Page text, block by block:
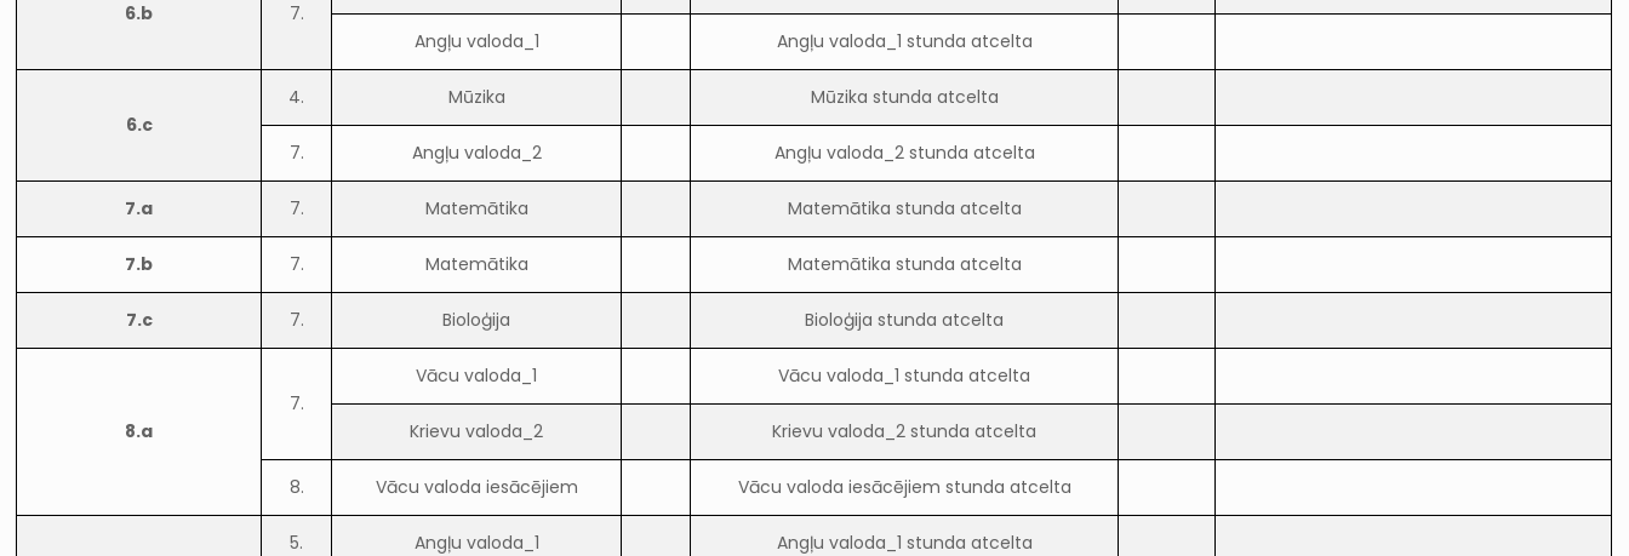
6.b 7.
Angļu valoda_1 Angļu valoda_1 stunda atcelta
6.c
4. Mūzika Mūzika stunda atcelta
7. Angļu valoda_2 Angļu valoda_2 stunda atcelta
7.a 7. Matemātika Matemātika stunda atcelta
7.b 7. Matemātika Matemātika stunda atcelta
7.c 7. Bioloģija Bioloģija stunda atcelta
8.a
7.
Vācu valoda_1 Vācu valoda_1 stunda atcelta
Krievu valoda_2 Krievu valoda_2 stunda atcelta
8. Vācu valoda iesācējiem Vācu valoda iesācējiem stunda atcelta
5. Angļu valoda_1 Angļu valoda_1 stunda atcelta